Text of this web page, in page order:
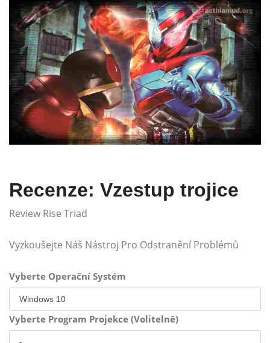
Recenze: Vzestup trojice
Review Rise Triad
Vyzkoušejte Náš Nástroj Pro Odstranění Problémů
Vyberte Operační Systém
Vyberte Program Projekce (Volitelně)